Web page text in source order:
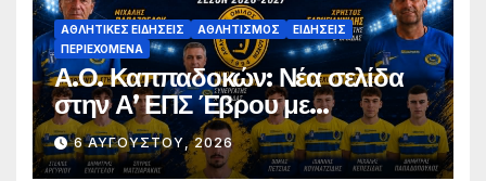
ΑΘΛΗΤΙΚΈΣ ΕΙΔΉΣΕΙΣ ΑΘΛΗΤΙΣΜΌΣ
ΕΙΔΉΣΕΙΣ
ΠΕΡΙΕΧΌΜΕΝΑ
Α.Ο. Καππαδοκών: Νέα σελίδα
στην Α’ ΕΠΣ Έβρου με
φιλοδοξίες, σταθερότητα και
επένδυση στη νέα γενιά
6 ΑΥΓΟΎΣΤΟΥ, 2026